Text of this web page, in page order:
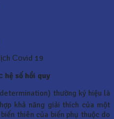
Соvid 19
hệ số hồi quy
thường ký hiệu là
khả năng giải thích của một
thiên của biến phụ thuộc do